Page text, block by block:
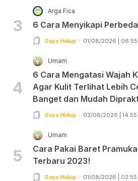
3
Arga Fica
6 Cara Menyikapi
Gaya Hidup 01/08/2026 | 06:55
4
Umam
6 Cara Mengatasi Wajah
Agar Kulit Terlihat Lebih
Banget dan Mudah
Gaya Hidup 03/08/2026 | 14:55
5
Umam
Cara Pakai Baret
Terbaru 2023!
Gaya Hidup 01/08/2026 | 02:55